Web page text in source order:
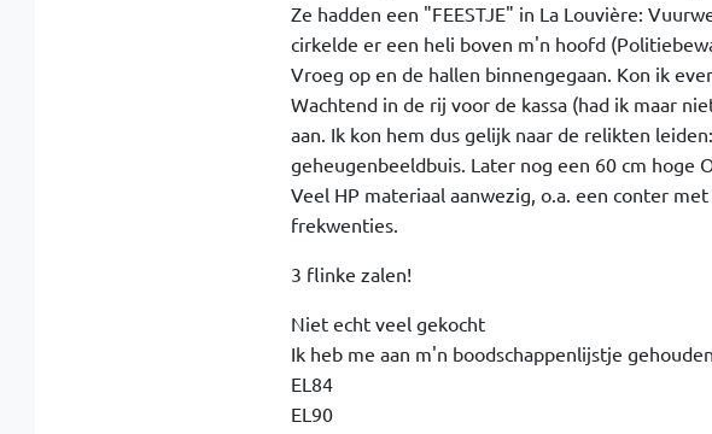
Ze hadden een "FEESTJE" in La Louvière:
cirkelde er een heli boven m'n hoofd
Vroeg op en de hallen binnengegaan. Kon ik
Wachtend in de rij voor de kassa (had ik maar
aan. Ik kon hem dus gelijk naar de relikten
geheugenbeeldbuis. Later nog een 60 cm hoge
Veel HP materiaal aanwezig, o.a. een conter
frekwenties.
3 flinke zalen!
Niet echt veel gekocht
Ik heb me aan m'n boodschappenlijstje
EL84
EL90